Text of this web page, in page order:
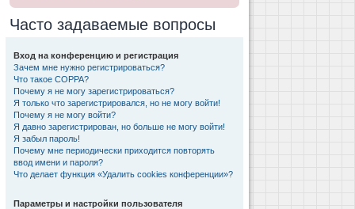
Часто задаваемые вопросы
Вход на конференцию и регистрация
Зачем мне нужно регистрироваться?
Что такое COPPA?
Почему я не могу зарегистрироваться?
Я только что зарегистрировался, но не могу войти!
Почему я не могу войти?
Я давно зарегистрирован, но больше не могу войти!
Я забыл пароль!
Почему мне периодически приходится повторять
ввод имени и пароля?
Что делает функция «Удалить cookies конференции»?
Параметры и настройки пользователя